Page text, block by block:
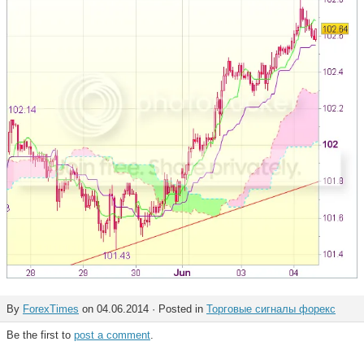
By ForexTimes on 04.06.2014 · Posted in Торговые сигналы форекс
Be the first to post a comment